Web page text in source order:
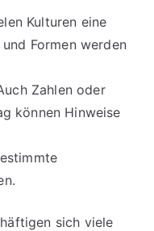
Kulturen eine
Formen werden
Zahlen oder
können Hinweise
sich viele